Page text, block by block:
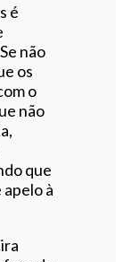
é
não
os
o
não
que
à